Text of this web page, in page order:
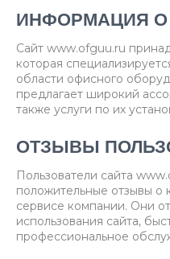
ИНФОРМАЦИЯ
Сайт www.ofguu.ru
которая
области офисного
предлагает широкий
также услуги по их
ОТЗЫВЫ
Пользователи сайта
положительные отзывы о
сервисе компании. Они
использования сайта,
профессиональное